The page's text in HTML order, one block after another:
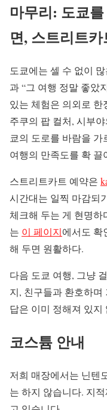
마무리: 도쿄
면, 스트리트
도쿄에는 셀 수 없이
과 “그 여행 정말 좋았
있는 체험은 의외로
주쿠의 팝 컬처, 시부
쿄의 도로를 바람을
여행의 만족도를 확 끌
스트리트카트 예약은
시간대는 일찍 마감되
체크해 두는 게 현명하
는 이 페이지에서도 확
해 두면 원활하다.
다음 도쿄 여행, 그냥
지, 친구들과 환호하
답은 이미 정해져 있지
코스튬 안내
저희 매장에서는 닌텐
는 하지 않습니다. 지